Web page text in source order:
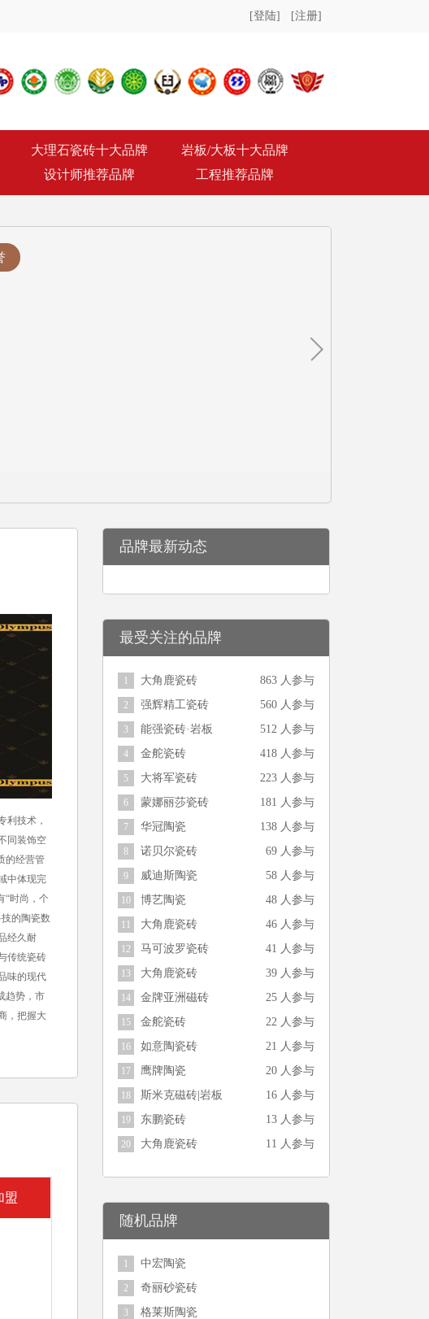
[登陆] [注册]
大理石瓷砖十大品牌
岩板/大板十大品牌
设计师推荐品牌 工程推荐品牌
利技术，
同装饰空
的经营管
中体现完
“时尚，个
的陶瓷数
经久耐
传统瓷砖
味的现代
趋势，市
，把握大
盟
品牌最新动态
最受关注的品牌
1 大角鹿瓷砖 863 人参与
2 强辉精工瓷砖 560 人参与
3 能强瓷砖·岩板 512 人参与
4 金舵瓷砖 418 人参与
5 大将军瓷砖 223 人参与
6 蒙娜丽莎瓷砖 181 人参与
7 华冠陶瓷 138 人参与
8 诺贝尔瓷砖 69 人参与
9 威迪斯陶瓷 58 人参与
10 博艺陶瓷 48 人参与
11 大角鹿瓷砖 46 人参与
12 马可波罗瓷砖 41 人参与
13 大角鹿瓷砖 39 人参与
14 金牌亚洲磁砖 25 人参与
15 金舵瓷砖 22 人参与
16 如意陶瓷砖 21 人参与
17 鹰牌陶瓷 20 人参与
18 斯米克磁砖|岩板 16 人参与
19 东鹏瓷砖 13 人参与
20 大角鹿瓷砖 11 人参与
随机品牌
1 中宏陶瓷
2 奇丽砂瓷砖
3 格莱斯陶瓷